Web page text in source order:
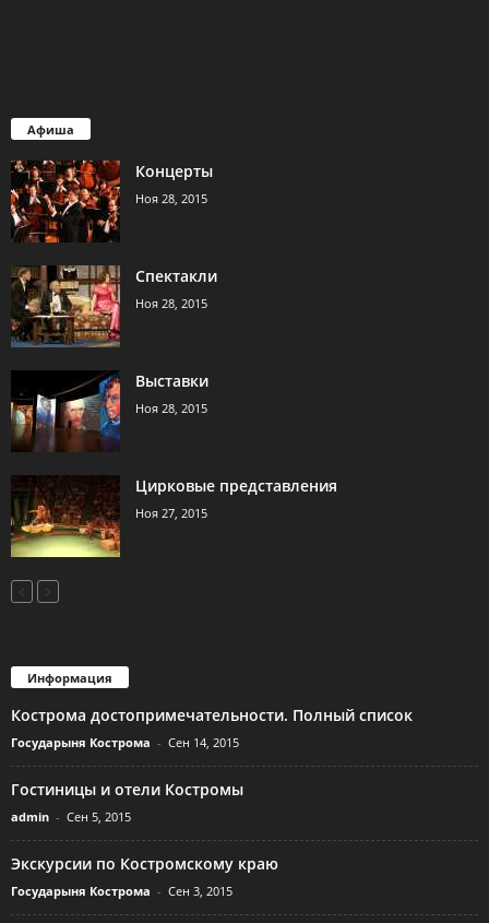
Афиша
Концерты
Ноя 28, 2015
Спектакли
Ноя 28, 2015
Выставки
Ноя 28, 2015
Цирковые представления
Ноя 27, 2015
Информация
Кострома достопримечательности. Полный список
Государыня Кострома - Сен 14, 2015
Гостиницы и отели Костромы
admin - Сен 5, 2015
Экскурсии по Костромскому краю
Государыня Кострома - Сен 3, 2015